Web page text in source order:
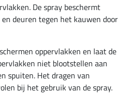
De spray beschermt
deuren tegen het kauwen door
oppervlakken en laat de
niet blootstellen aan
spuiten. Het dragen van
bij het gebruik van de spray.